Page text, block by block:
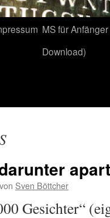
MS für
Download)
von Sven Böttcher
Gesichter“